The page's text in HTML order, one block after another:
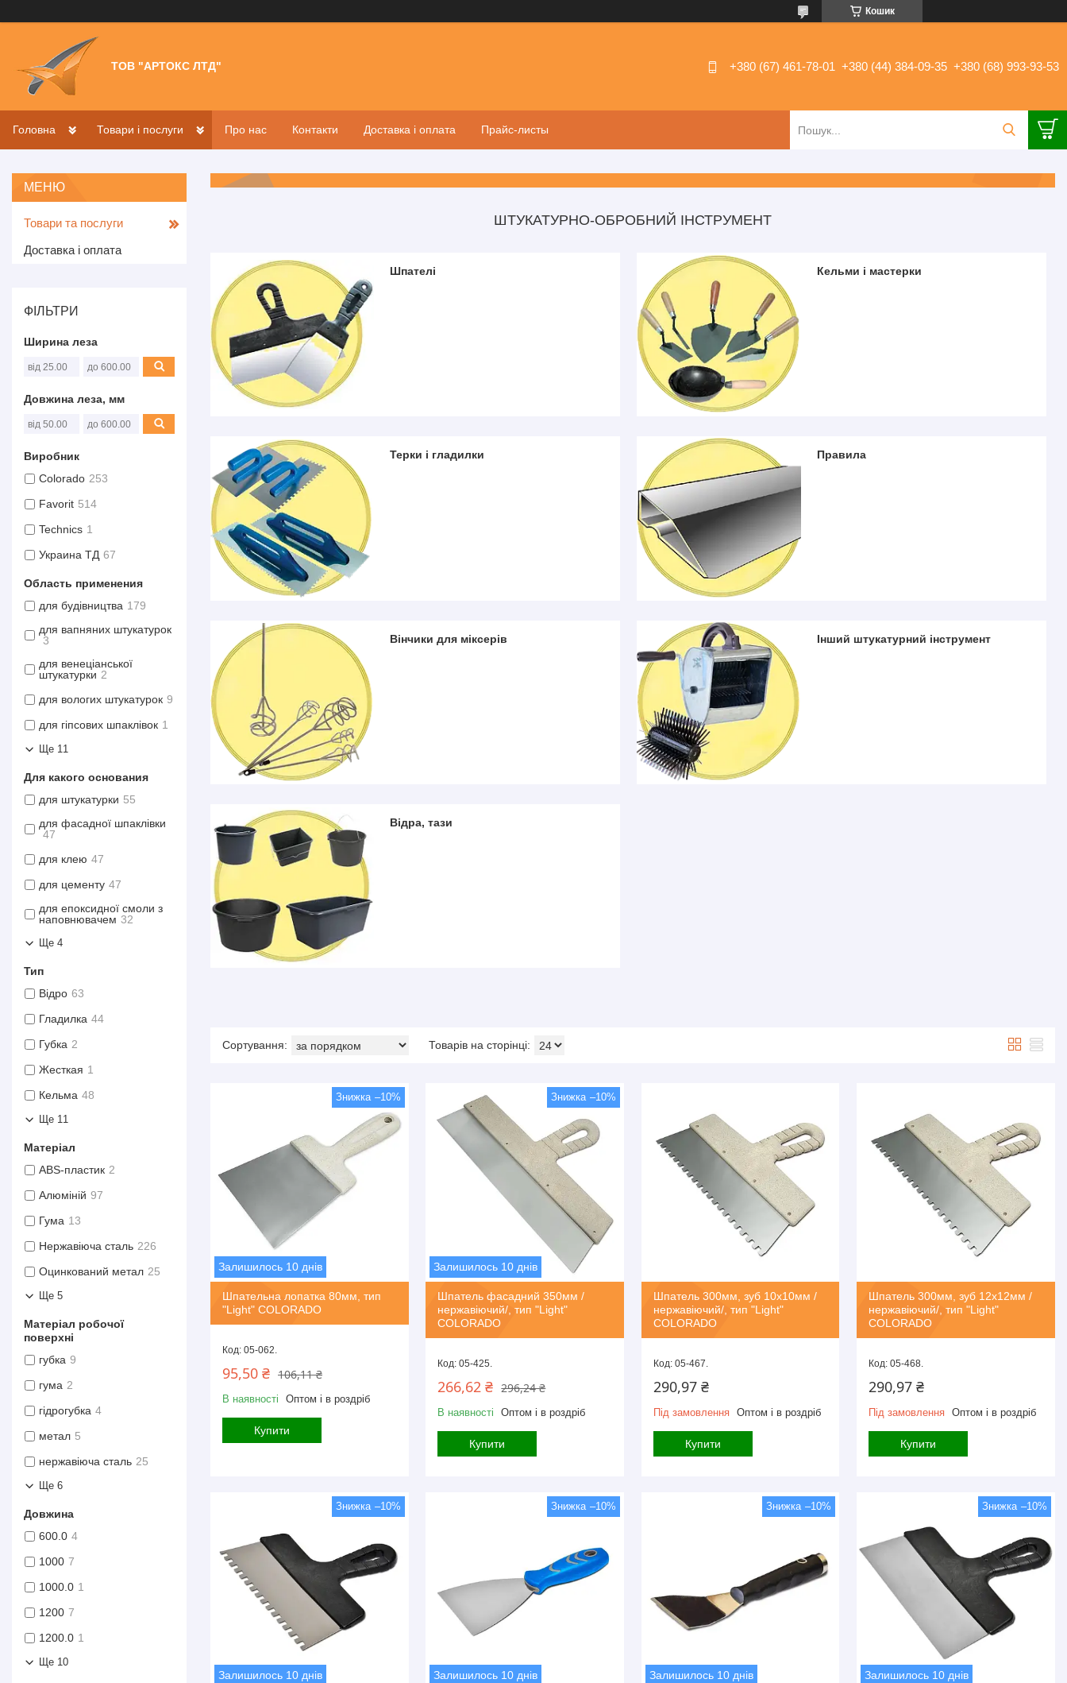
Кошик
ТОВ "АРТОКС ЛТД" +380 (67) 461-78-01 +380 (44) 384-09-35 +380 (68) 993-93-53
Головна Товари і послуги Про нас Контакти Доставка і оплата Прайс-листы
ШТУКАТУРНО-ОБРОБНИЙ ІНСТРУМЕНТ
Шпателі Кельми і мастерки
Терки і гладилки Правила
Вінчики для міксерів Інший штукатурний інструмент
Відра, тази
–10%
Залишилось 10 днів
Шпательна лопатка 80мм, тип
"Light" COLORADO
05-062.
106,11 ₴
95,50 ₴
В наявності Оптом і в роздріб
Купити
–10%
Залишилось 10 днів
Шпатель фасадний 350мм /
нержавіючий/, тип "Light"
COLORADO
05-425.
296,24 ₴
266,62 ₴
В наявності Оптом і в роздріб
Купити
Шпатель 300мм, зуб 10х10мм /
нержавіючий/, тип "Light"
COLORADO
05-467.
290,97 ₴
Під замовлення Оптом і в роздріб
Купити
Шпатель 300мм, зуб 12х12мм /
нержавіючий/, тип "Light"
COLORADO
05-468.
290,97 ₴
Під замовлення Оптом і в роздріб
Купити
–10%
Залишилось 10 днів
–10%
Залишилось 10 днів
–10%
Залишилось 10 днів
–10%
Залишилось 10 днів
Товари та послуги
Доставка і оплата
ФІЛЬТРИ
Ширина леза
Довжина леза, мм
Виробник
Colorado 253
Favorit 514
Technics 1
Украина ТД 67
Область применения
для будівництва 179
для вапняних штукатурок
3
для венеціанської
штукатурки 2
для вологих штукатурок 9
для гіпсових шпаклівок 1
Ще 11
Для какого основания
для штукатурки 55
для фасадної шпаклівки
47
для клею 47
для цементу 47
для епоксидної смоли з
наповнювачем 32
Ще 4
Тип
Відро 63
Гладилка 44
Губка 2
Жесткая 1
Кельма 48
Ще 11
Матеріал
ABS-пластик 2
Алюміній 97
Гума 13
Нержавіюча сталь 226
Оцинкований метал 25
Ще 5
Матеріал робочої
поверхні
губка 9
гума 2
гідрогубка 4
метал 5
нержавіюча сталь 25
Ще 6
Довжина
600.0 4
1000 7
1000.0 1
1200 7
1200.0 1
Ще 10